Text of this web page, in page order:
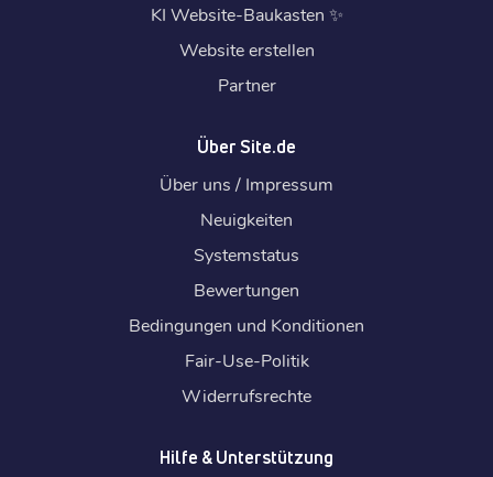
KI Website-Baukasten ✨
Website erstellen
Partner
Über Site.de
Über uns / Impressum
Neuigkeiten
Systemstatus
Bewertungen
Bedingungen und Konditionen
Fair-Use-Politik
Widerrufsrechte
Hilfe & Unterstützung